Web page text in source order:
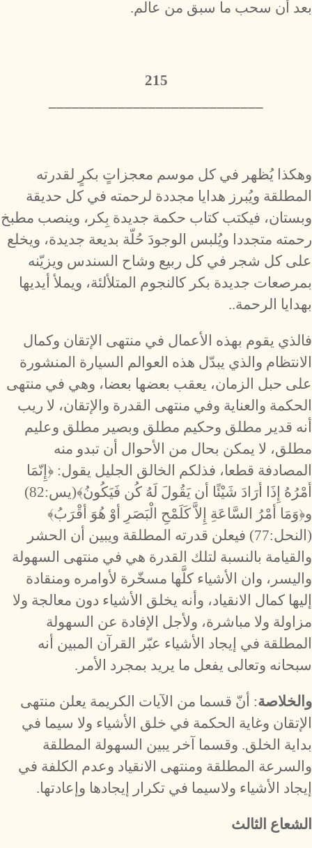
بعد أن سحب ما سبق من عالم.
215
وهكذا يُظهر في كل موسم معجزاتٍ بكرٍ لقدرته
المطلقة ويُبرز هدايا مجددة لرحمته في كل حديقة
وبستان، فيكتب كتاب حكمة جديدة بِكر، وينصب مطبخ
رحمته متجددا ويُلبس الوجودَ حُلّة بديعة جديدة، ويخلع
على كل شجر في كل ربيع وشاح السندس ويزيّنه
بمرصعات جديدة بكر كالنجوم المتلألئة، ويملأ أيديها
بهدايا الرحمة..
فالذي يقوم بهذه الأعمال في منتهى الإتقان وكمال
الانتظام والذي يبدّل هذه العوالم السيارة المنشورة
على حبل الزمان، يعقب بعضها بعضا، وهي في منتهى
الحكمة والعناية وفي منتهى القدرة والإتقان، لا ريب
أنه قدير مطلق وحكيم مطلق وبصير مطلق وعليم
مطلق، لا يمكن بحال من الأحوال أن تبدو منه
المصادفة قطعا، فذلكم الخالق الجليل يقول: ﴿إِنّمَا
أمْرُهُ إِذَا أرَادَ شَيْئًا أن يَقُولَ لَهُ كُن فَيَكُونُ﴾(يس:82)
و﴿وَمَا أمْرُ السَّاعَةِ إِلاَّ كَلَمْحِ الْبَصَرِ أوْ هُوَ أقْرَبُ﴾
(النحل:77) فيعلن قدرته المطلقة ويبين أن الحشر
والقيامة بالنسبة لتلك القدرة هي في منتهى السهولة
واليسر، وان الأشياء كلَّها مسخّرة لأوامره ومنقادة
إليها كمال الانقياد، وأنه يخلق الأشياء دون معالجة ولا
مزاولة ولا مباشرة، ولأجل الإفادة عن السهولة
المطلقة في إيجاد الأشياء عبّر القرآن المبين أنه
سبحانه وتعالى يفعل ما يريد بمجرد الأمر.
والخلاصة: أنّ قسما من الآيات الكريمة يعلن منتهى
الإتقان وغاية الحكمة في خلق الأشياء ولا سيما في
بداية الخلق. وقسما آخر يبين السهولة المطلقة
والسرعة المطلقة ومنتهى الانقياد وعدم الكلفة في
إيجاد الأشياء ولاسيما في تكرار إيجادها وإعادتها.
الشعاع الثالث